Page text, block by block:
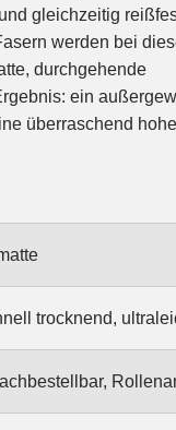
gleichzeitig
werden bei
durchgehende
ein
überraschend
Typische
der PFC-
Durch eine neue
Ripstop-
trocknend,